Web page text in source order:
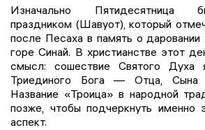
Изначально Пятидесятница
праздником (Шавуот), который
после Песаха в память о
горе Синай. В христианстве этот
смысл: сошествие Святого Духа
Триединого Бога — Отца, Сына
Название «Троица» в народной
позже, чтобы подчеркнуть именно
аспект.